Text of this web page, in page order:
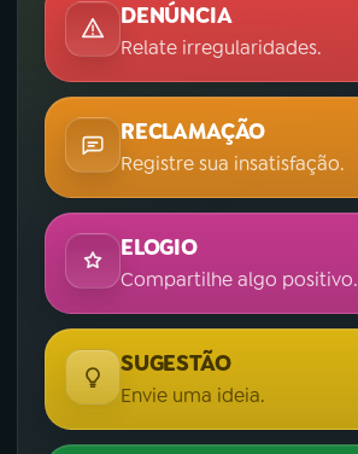
DENÚNCIA
Relate irregularidades.
RECLAMAÇÃO
Registre sua insatisfação.
ELOGIO
Compartilhe algo positivo.
SUGESTÃO
Envie uma ideia.